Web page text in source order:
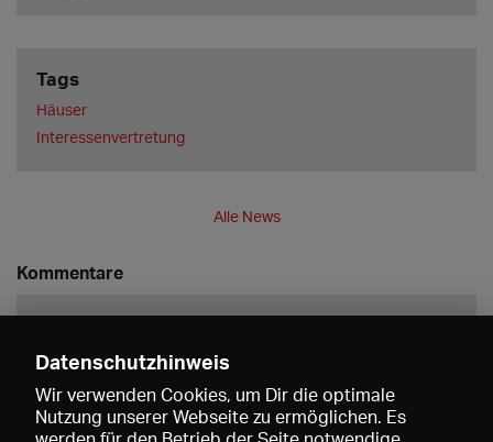
Tags
Häuser
Interessenvertretung
Alle News
Kommentare
Datenschutzhinweis
Wir verwenden Cookies, um Dir die optimale
Nutzung unserer Webseite zu ermöglichen. Es